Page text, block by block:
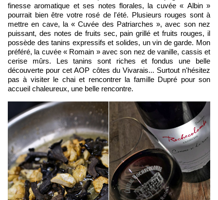
finesse aromatique et ses notes florales, la cuvée « Albin »
pourrait bien être votre rosé de l'été. Plusieurs rouges sont à
mettre en cave, la « Cuvée des Patriarches », avec son nez
puissant, des notes de fruits sec, pain grillé et fruits rouges, il
possède des tanins expressifs et solides, un vin de garde. Mon
préféré, la cuvée « Romain » avec son nez de vanille, cassis et
cerise mûrs. Les tanins sont riches et fondus une belle
découverte pour cet AOP côtes du Vivarais... Surtout n'hésitez
pas à visiter le chai et rencontrer la famille Dupré pour son
accueil chaleureux, une belle rencontre.